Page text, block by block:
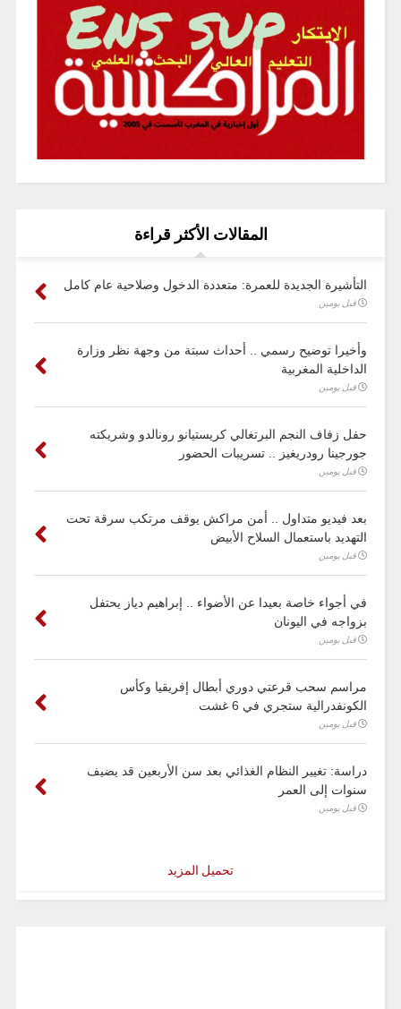
المقالات الأكثر قراءة
التأشيرة الجديدة للعمرة: متعددة الدخول وصلاحية عام كامل
قبل يومين
وأخيرا توضيح رسمي .. أحداث سبتة من وجهة نظر وزارة
الداخلية المغربية
قبل يومين
حفل زفاف النجم البرتغالي كريستيانو رونالدو وشريكته
جورجينا رودريغيز .. تسريبات الحضور
قبل يومين
بعد فيديو متداول .. أمن مراكش يوقف مرتكب سرقة تحت
التهديد باستعمال السلاح الأبيض
قبل يومين
في أجواء خاصة بعيدا عن الأضواء .. إبراهيم دياز يحتفل
بزواجه في اليونان
قبل يومين
مراسم سحب قرعتي دوري أبطال إفريقيا وكأس
الكونفدرالية ستجري في 6 غشت
قبل يومين
دراسة: تغيير النظام الغذائي بعد سن الأربعين قد يضيف
سنوات إلى العمر
قبل يومين
تحميل المزيد